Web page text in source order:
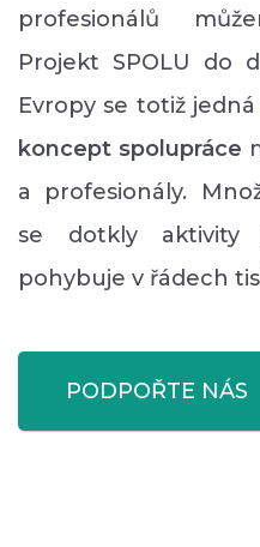
profesionálů
Projekt SPOLU do
Evropy se totiž
koncept spolupráce
a profesionály.
se dotkly aktivity
pohybuje v řádech
PODPOŘTE NÁS